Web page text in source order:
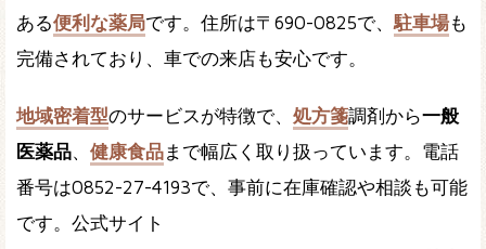
ある便利な薬局です。住所は〒690-0825で、駐車場も
完備されており、車での来店も安心です。
地域密着型のサービスが特徴で、 処方箋調剤から一般
医薬品、 健康食品まで幅広く取り扱っています。電話
番号は0852-27-4193で、事前に在庫確認や相談も可能
です。公式サイト